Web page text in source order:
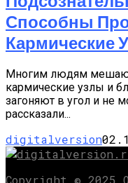
Способны
Кармические
Многим людям
кармические узлы и
загоняют в угол и не
рассказали...
digitalversion